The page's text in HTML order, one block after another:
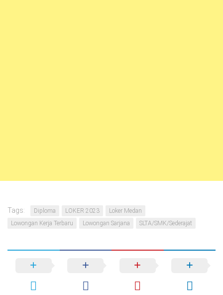
Tags: Diploma LOKER 2023
Loker Medan
Lowongan Kerja Terbaru
Lowongan Sarjana SLTA/SMK/Sederajat